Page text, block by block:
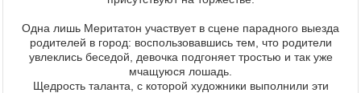
Одна лишь Меритатон участвует в сцене парадного выезда
родителей в город: воспользовавшись тем, что родители
увлеклись беседой, девочка подгоняет тростью и так уже
мчащуюся лошадь.
Щедрость таланта, с которой художники выполнили эти